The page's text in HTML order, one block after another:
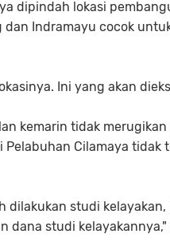
dipindah lokasi
dan Indramayu cocok
Ini yang akan
kemarin tidak
Pelabuhan Cilamaya tidak
dilakukan studi
dana studi